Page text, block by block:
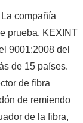
compañía
prueba, KEXINT
9001:2008 del
de 15 países.
de fibra
de remiendo
de la fibra,